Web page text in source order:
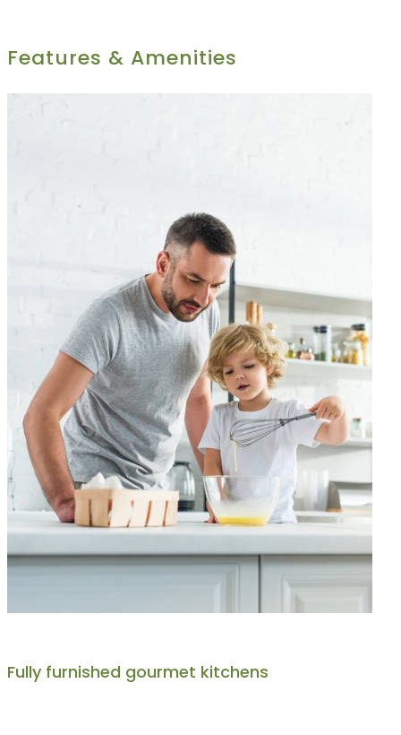
Features & Amenities
Fully furnished gourmet kitchens